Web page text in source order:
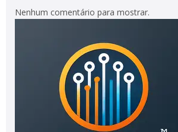
Nenhum comentário para mostrar.